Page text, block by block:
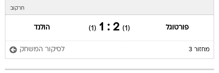
חרקוב
פורטוגל (1)
2 : 1
(1) הולנד
מחזור 3 לסיקור המשחק